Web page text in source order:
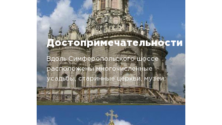
Достопримечательности
Вдоль Симферопольского шоссе
расположены многочисленные
усадьбы, старинные церкви, музеи.